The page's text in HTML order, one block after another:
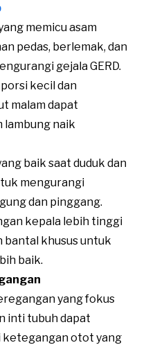
memicu asam
pedas, berlemak, dan
gejala GERD.
kecil dan
malam dapat
lambung naik​
baik saat duduk dan
mengurangi
dan pinggang.
kepala lebih tinggi
bantal khusus untuk
baik​.
yang fokus
inti tubuh dapat
ketegangan otot yang